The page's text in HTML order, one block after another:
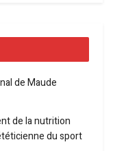
de Maude
de la nutrition
du sport